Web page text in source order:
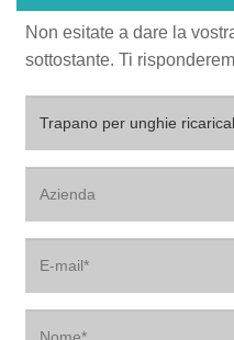
Non esitate a dare la
sottostante. Ti